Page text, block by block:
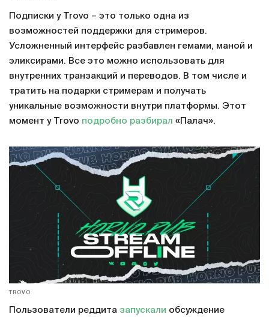
Подписки у Trovo – это только одна из
возможностей поддержки для стримеров.
Усложненный интерфейс разбавлен гемами, маной и
эликсирами. Все это можно использовать для
внутренних транзакций и переводов. В том числе и
тратить на подарки стримерам и получать
уникальные возможности внутри платформы. Этот
момент у Trovo подробно разбирал «Палач».
TROVO
Пользователи реддита запускали обсуждение